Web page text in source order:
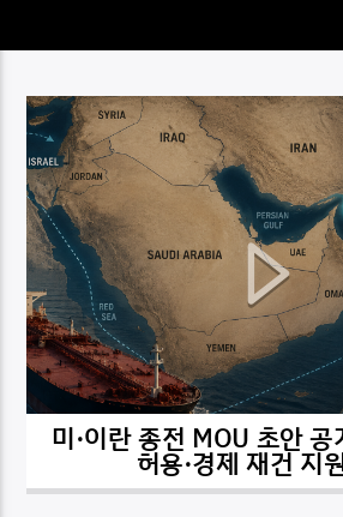
CURRENT TRACK
TITLE
ARTIST
DK NET Radio.co
미·이란 종전 MOU 초안
허용·경제 재건 지